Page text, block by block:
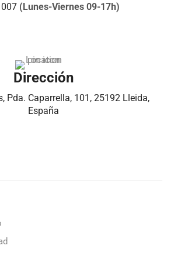
(Lunes-Viernes 09-17h)
Dirección
Pda. Caparrella, 101, 25192 Lleida,
España